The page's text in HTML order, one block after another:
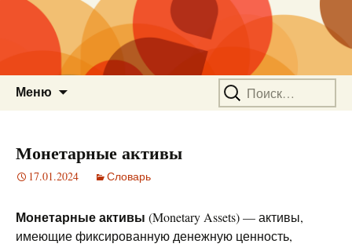
Меню Найти:
Монетарные активы
17.01.2024 Словарь
Монетарные активы (Monetary Assets) — активы,
имеющие фиксированную денежную ценность,